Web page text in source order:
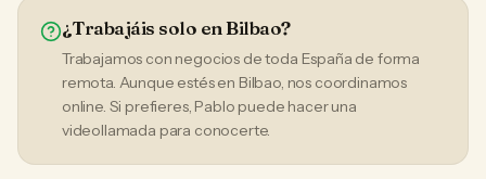
¿Trabajáis solo en Bilbao?
Trabajamos con negocios de toda España de forma
remota. Aunque estés en Bilbao, nos coordinamos
online. Si prefieres, Pablo puede hacer una
videollamada para conocerte.